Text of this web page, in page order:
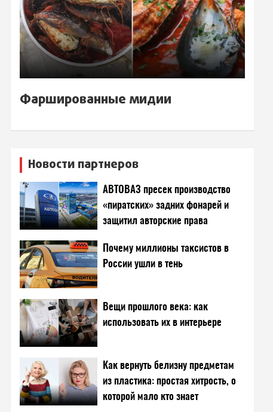
Фаршированные мидии
Новости партнеров
АВТОВАЗ пресек производство
«пиратских» задних фонарей и
защитил авторские права
Почему миллионы таксистов в
России ушли в тень
Вещи прошлого века: как
использовать их в интерьере
Как вернуть белизну предметам
из пластика: простая хитрость, о
которой мало кто знает